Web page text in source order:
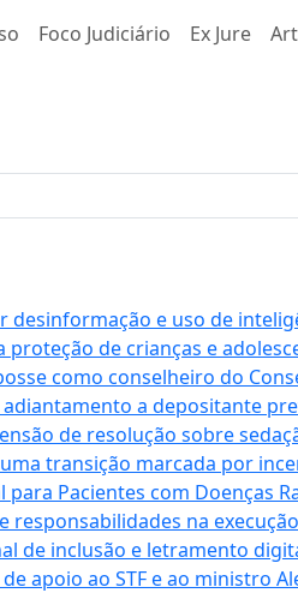
Foco Judiciário Ex Jure
desinformação e uso de
de crianças e
como conselheiro do
a depositante
de resolução sobre
transição marcada por
Pacientes com Doenças
na
de inclusão e letramento
apoio ao STF e ao ministro